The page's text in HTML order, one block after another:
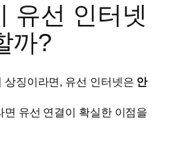
유선 인터넷
까?
상징이라면, 유선 인터넷은 안
면 유선 연결이 확실한 이점을